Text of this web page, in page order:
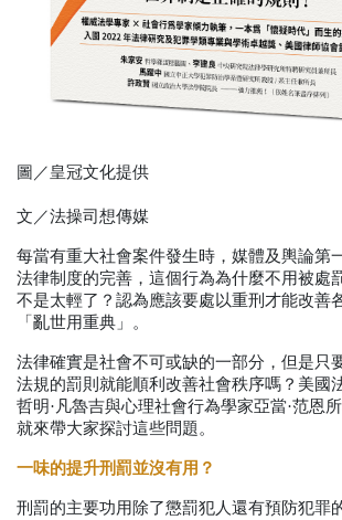
圖／皇冠文化提供
文／法操司想傳媒
每當有重大社會案件發生時，媒體及輿論第
法律制度的完善，這個行為為什麼不用被處
不是太輕了？認為應該要處以重刑才能改善
「亂世用重典」。
法律確實是社會不可或缺的一部分，但是只
法規的罰則就能順利改善社會秩序嗎？美國
哲明·凡魯吉與心理社會行為學家亞當·范恩
就來帶大家探討這些問題。
一味的提升刑罰並沒有用？
刑罰的主要功用除了懲罰犯人還有預防犯罪